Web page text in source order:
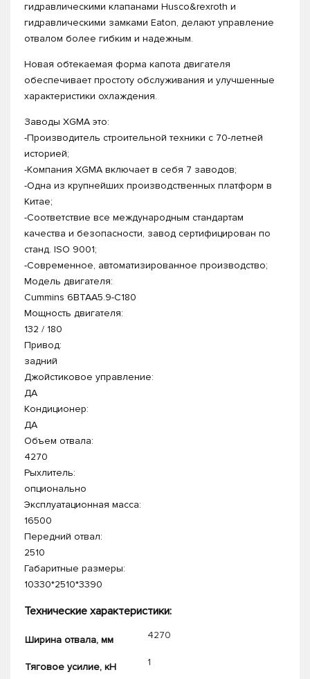
гидравлическими клапанами Husco&rexroth и
гидравлическими замками Eaton, делают управление
отвалом более гибким и надежным.
Новая обтекаемая форма капота двигателя
обеспечивает простоту обслуживания и улучшенные
характеристики охлаждения.
Заводы XGMA это:
-Производитель строительной техники с 70-летней
историей;
-Компания XGMA включает в себя 7 заводов;
-Одна из крупнейших производственных платформ в
Китае;
-Соответствие все международным стандартам
качества и безопасности, завод сертифицирован по
станд. ISO 9001;
-Современное, автоматизированное производство;
Модель двигателя:
Cummins 6BTAA5.9-C180
Мощность двигателя:
132 / 180
Привод:
задний
Джойстиковое управление:
ДА
Кондиционер:
ДА
Объем отвала:
4270
Рыхлитель:
опционально
Эксплуатационная масса:
16500
Передний отвал:
2510
Габаритные размеры:
10330*2510*3390
Технические характеристики:
Ширина отвала, мм 4270
Тяговое усилие, кН 1